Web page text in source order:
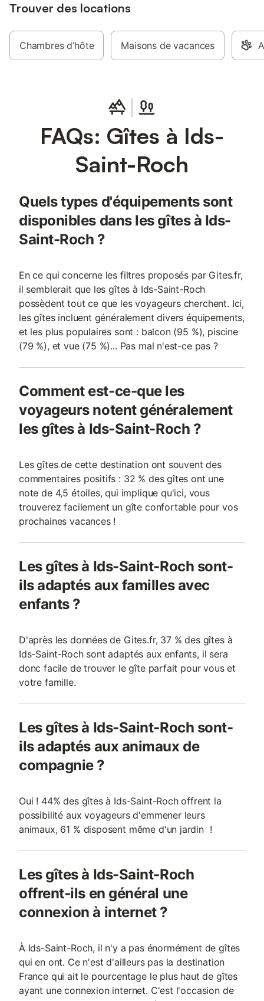
Trouver des locations
Chambres d’hôte Maisons de vacances
FAQs: Gîtes à Ids-
Saint-Roch
Quels types d'équipements sont
disponibles dans les gîtes à Ids-
Saint-Roch ?
En ce qui concerne les filtres proposés par Gites.fr,
il semblerait que les gîtes à Ids-Saint-Roch
possèdent tout ce que les voyageurs cherchent. Ici,
les gîtes incluent généralement divers équipements,
et les plus populaires sont : balcon (95 %), piscine
(79 %), et vue (75 %)... Pas mal n'est-ce pas ?
Comment est-ce-que les
voyageurs notent généralement
les gîtes à Ids-Saint-Roch ?
Les gîtes de cette destination ont souvent des
commentaires positifs : 32 % des gîtes ont une
note de 4,5 étoiles, qui implique qu'ici, vous
trouverez facilement un gîte confortable pour vos
prochaines vacances !
Les gîtes à Ids-Saint-Roch sont-
ils adaptés aux familles avec
enfants ?
D'après les données de Gites.fr, 37 % des gîtes à
Ids-Saint-Roch sont adaptés aux enfants, il sera
donc facile de trouver le gîte parfait pour vous et
votre famille.
Les gîtes à Ids-Saint-Roch sont-
ils adaptés aux animaux de
compagnie ?
Oui ! 44% des gîtes à Ids-Saint-Roch offrent la
possibilité aux voyageurs d'emmener leurs
animaux, 61 % disposent même d'un jardin !
Les gîtes à Ids-Saint-Roch
offrent-ils en général une
connexion à internet ?
À Ids-Saint-Roch, il n'y a pas énormément de gîtes
qui en ont. Ce n'est d'ailleurs pas la destination
France qui ait le pourcentage le plus haut de gîtes
ayant une connexion internet. C'est l'occasion de